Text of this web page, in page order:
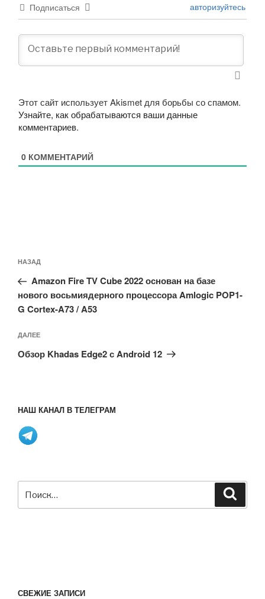
Подписаться авторизуйтесь
Этот сайт использует Akismet для борьбы со спамом.
Узнайте, как обрабатываются ваши данные
комментариев.
0 КОММЕНТАРИЙ
по
записям
Предыдущая
запись:
НАЗАД
Amazon Fire TV Cube 2022 основан на базе
нового восьмиядерного процессора Amlogic POP1-
G Cortex-A73 / A53
Следующая
запись
ДАЛЕЕ
Обзор Khadas Edge2 с Android 12
НАШ КАНАЛ В ТЕЛЕГРАМ
СВЕЖИЕ ЗАПИСИ